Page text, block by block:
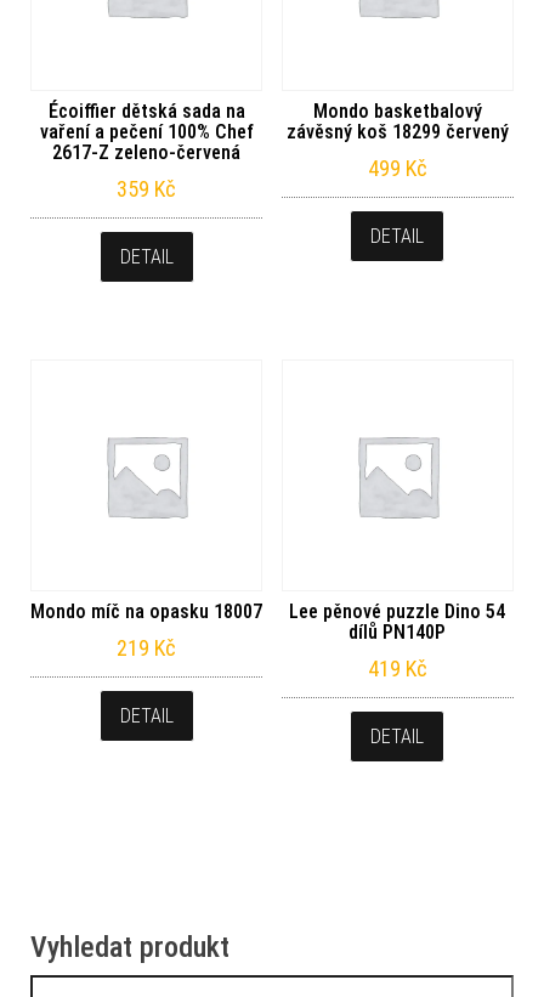
Écoiffier dětská sada na
vaření a pečení 100% Chef
2617-Z zeleno-červená
359 Kč
DETAIL
Mondo basketbalový
závěsný koš 18299 červený
499 Kč
DETAIL
Mondo míč na opasku 18007
219 Kč
DETAIL
Lee pěnové puzzle Dino 54
dílů PN140P
419 Kč
DETAIL
Vyhledat produkt